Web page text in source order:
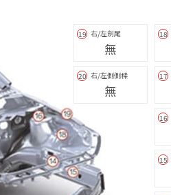
15
16
17
18
19 右/左劍尾
無
20 右/左側側樑
無